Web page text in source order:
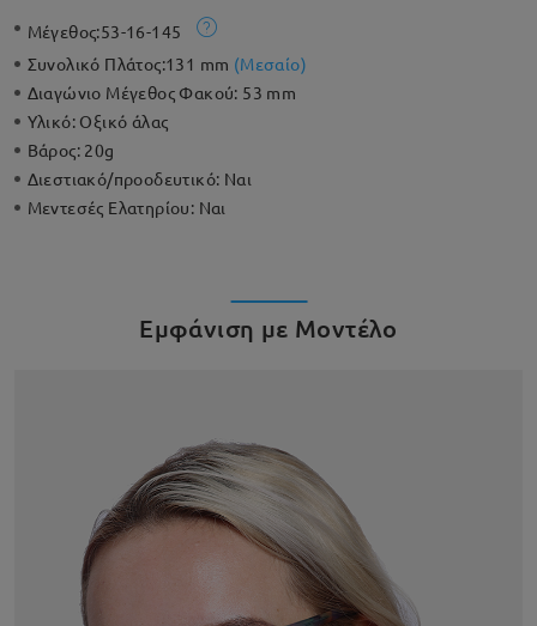
Μέγεθος:53-16-145
Συνολικό Πλάτος:131 mm (Μεσαίο)
Διαγώνιο Μέγεθος Φακού: 53 mm
Υλικό: Οξικό άλας
Βάρος: 20g
Διεστιακό/προοδευτικό: Ναι
Μεντεσές Ελατηρίου: Ναι
Εμφάνιση με Μοντέλο